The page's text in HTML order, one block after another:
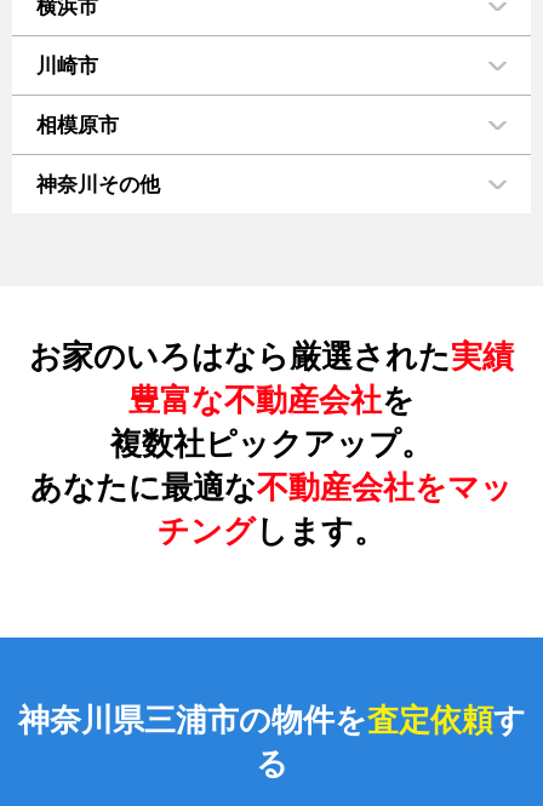
横浜市
川崎市
相模原市
神奈川その他
お家のいろはなら厳選された実績
豊富な不動産会社を
複数社ピックアップ。
あなたに最適な不動産会社をマッ
チングします。
神奈川県三浦市の物件を査定依頼す
る